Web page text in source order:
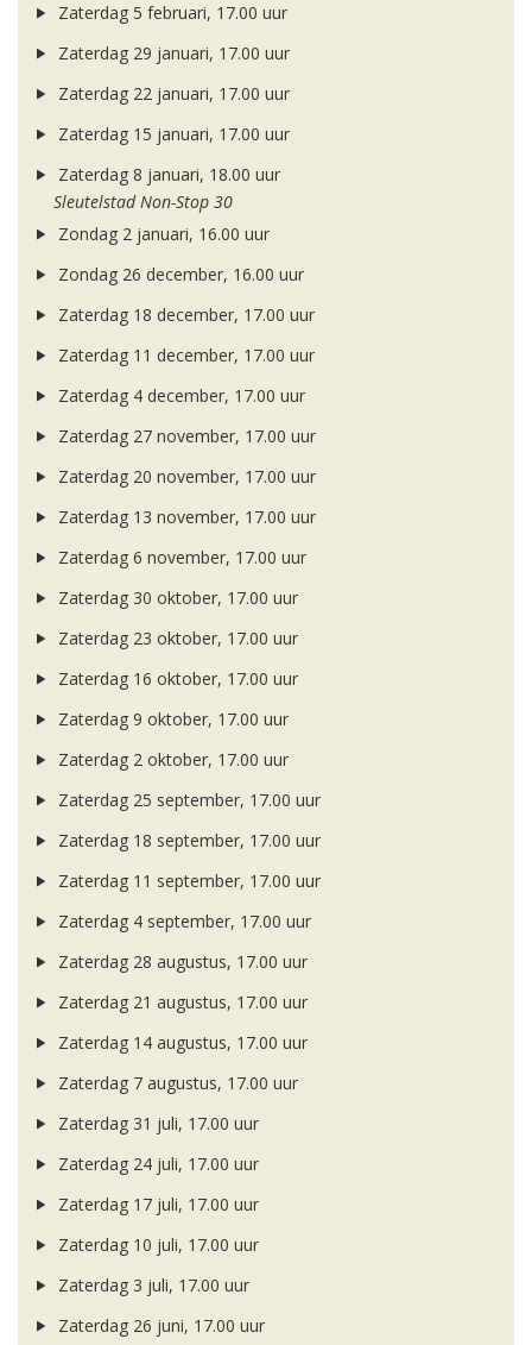
Zaterdag 5 februari, 17.00 uur
Zaterdag 29 januari, 17.00 uur
Zaterdag 22 januari, 17.00 uur
Zaterdag 15 januari, 17.00 uur
Zaterdag 8 januari, 18.00 uur
Sleutelstad Non-Stop 30
Zondag 2 januari, 16.00 uur
Zondag 26 december, 16.00 uur
Zaterdag 18 december, 17.00 uur
Zaterdag 11 december, 17.00 uur
Zaterdag 4 december, 17.00 uur
Zaterdag 27 november, 17.00 uur
Zaterdag 20 november, 17.00 uur
Zaterdag 13 november, 17.00 uur
Zaterdag 6 november, 17.00 uur
Zaterdag 30 oktober, 17.00 uur
Zaterdag 23 oktober, 17.00 uur
Zaterdag 16 oktober, 17.00 uur
Zaterdag 9 oktober, 17.00 uur
Zaterdag 2 oktober, 17.00 uur
Zaterdag 25 september, 17.00 uur
Zaterdag 18 september, 17.00 uur
Zaterdag 11 september, 17.00 uur
Zaterdag 4 september, 17.00 uur
Zaterdag 28 augustus, 17.00 uur
Zaterdag 21 augustus, 17.00 uur
Zaterdag 14 augustus, 17.00 uur
Zaterdag 7 augustus, 17.00 uur
Zaterdag 31 juli, 17.00 uur
Zaterdag 24 juli, 17.00 uur
Zaterdag 17 juli, 17.00 uur
Zaterdag 10 juli, 17.00 uur
Zaterdag 3 juli, 17.00 uur
Zaterdag 26 juni, 17.00 uur